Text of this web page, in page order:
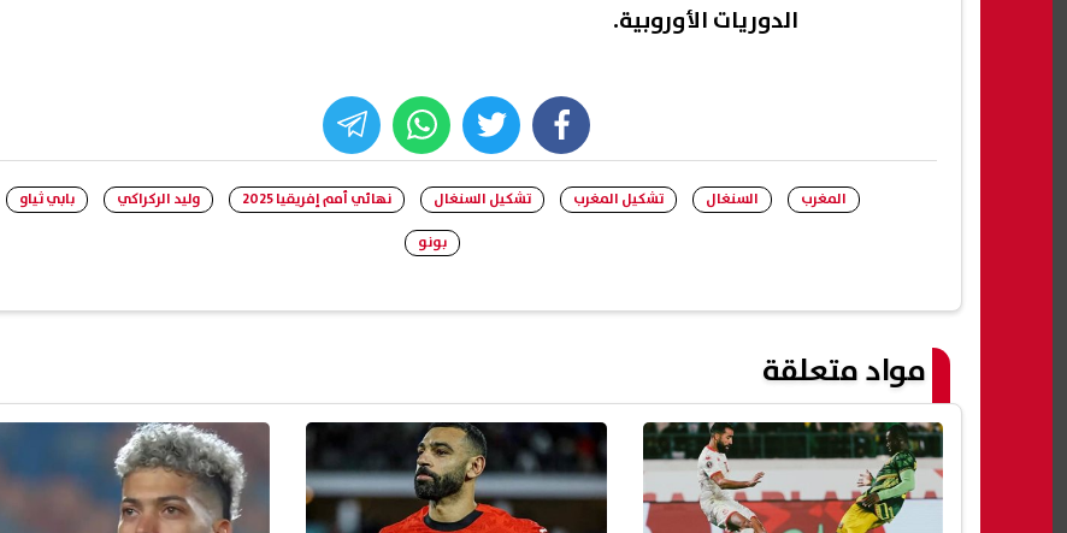
الدوريات الأوروبية.
facebook
twitter
whats
المغرب السنغال تشكيل المغرب تشكيل السنغال نهائي أمم إفريقيا 2025 وليد الركراكي
بابي ثياو
بونو
مواد متعلقة